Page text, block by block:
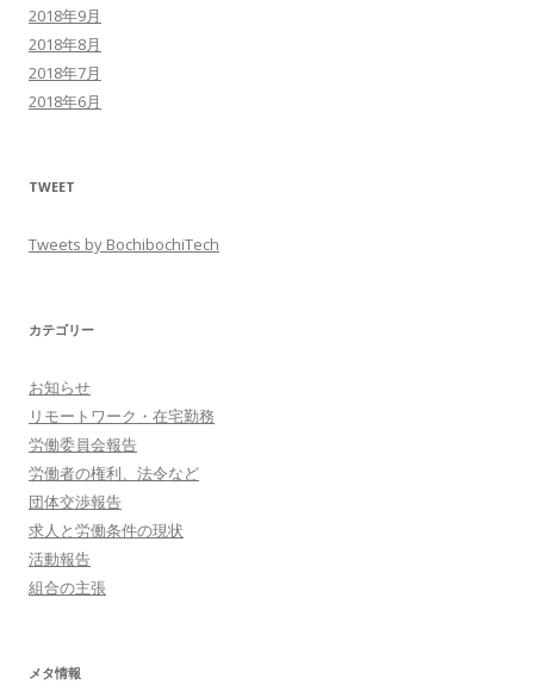
2018年9月
2018年8月
2018年7月
2018年6月
TWEET
Tweets by BochibochiTech
カテゴリー
お知らせ
リモートワーク・在宅勤務
労働委員会報告
労働者の権利、法令など
団体交渉報告
求人と労働条件の現状
活動報告
組合の主張
メタ情報